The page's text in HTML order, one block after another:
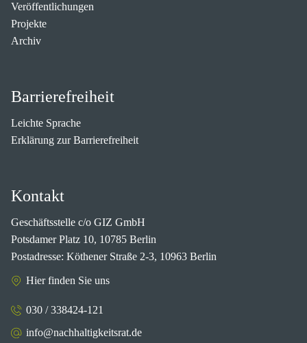
Veröffentlichungen
Projekte
Archiv
Barrierefreiheit
Leichte Sprache
Erklärung zur Barrierefreiheit
Kontakt
Geschäftsstelle c/o GIZ GmbH
Potsdamer Platz 10, 10785 Berlin
Postadresse: Köthener Straße 2-3, 10963 Berlin
Hier finden Sie uns
030 / 338424-121
info@nachhaltigkeitsrat.de